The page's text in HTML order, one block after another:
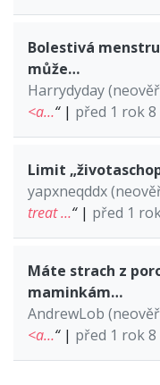
Bolestivá
může…
Harrydyday
<a…“| před 1 rok 8
Limit
yapxneqddx
treat …“| před 1
Máte strach z
maminkám…
AndrewLob
<a…“| před 1 rok 8